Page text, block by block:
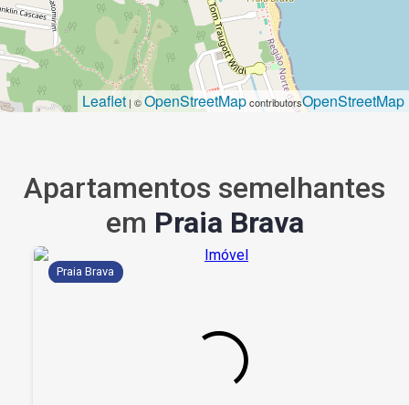
Leaflet | ©OpenStreetMapcontributorsOpenStreetMap
Apartamentos semelhantes
em Praia Brava
Praia Brava